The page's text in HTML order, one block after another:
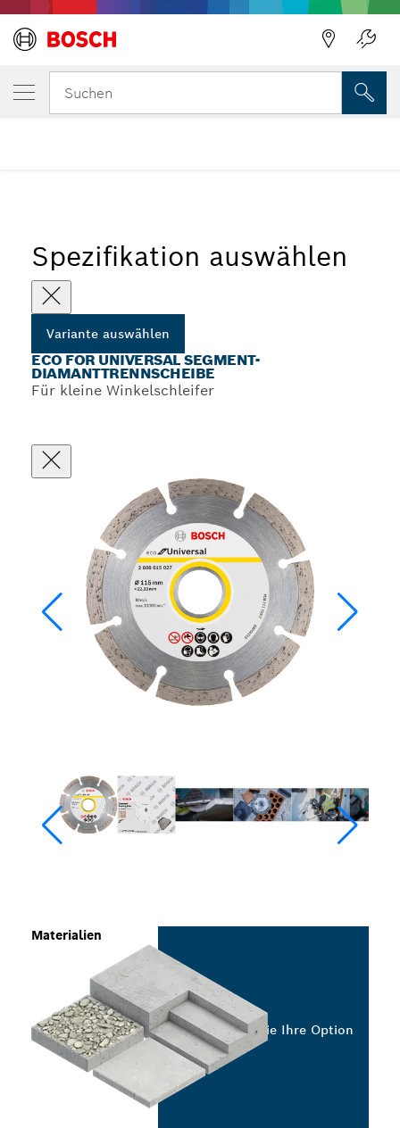
Suchen
Spezifikation auswählen
Variante auswählen
ECO FOR UNIVERSAL SEGMENT-
DIAMANTTRENNSCHEIBE
Für kleine Winkelschleifer
Materialien
Wählen Sie Ihre Option
DEINE AUSGEWÄHLTE VARIANTE
Eco for Universal Segment-